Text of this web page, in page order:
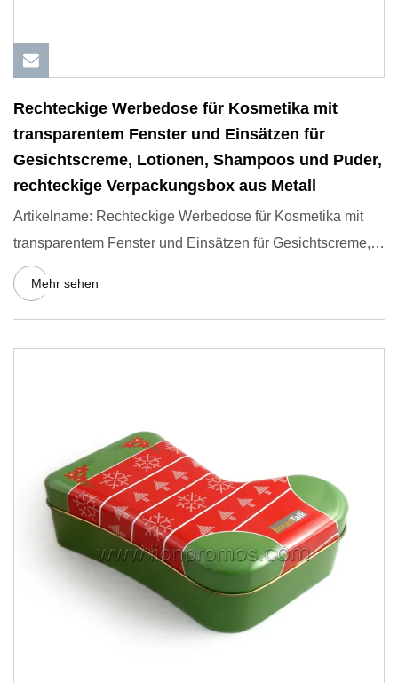
Rechteckige Werbedose für Kosmetika mit
transparentem Fenster und Einsätzen für
Gesichtscreme, Lotionen, Shampoos und Puder,
rechteckige Verpackungsbox aus Metall
Artikelname: Rechteckige Werbedose für Kosmetika mit
transparentem Fenster und Einsätzen für Gesichtscreme,
Lotionen, Sh
Mehr sehen